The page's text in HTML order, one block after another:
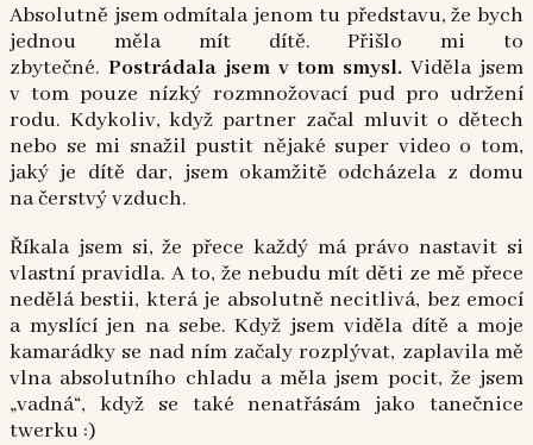
Absolutně jsem odmítala jenom tu představu, že bych
jednou měla mít dítě. Přišlo mi to
zbytečné. Postrádala jsem v tom smysl. Viděla jsem
v tom pouze nízký rozmnožovací pud pro udržení
rodu. Kdykoliv, když partner začal mluvit o dětech
nebo se mi snažil pustit nějaké super video o tom,
jaký je dítě dar, jsem okamžitě odcházela z domu
na čerstvý vzduch.
Říkala jsem si, že přece každý má právo nastavit si
vlastní pravidla. A to, že nebudu mít děti ze mě přece
nedělá bestii, která je absolutně necitlivá, bez emocí
a myslící jen na sebe. Když jsem viděla dítě a moje
kamarádky se nad ním začaly rozplývat, zaplavila mě
vlna absolutního chladu a měla jsem pocit, že jsem
„vadná“, když se také nenatřásám jako tanečnice
twerku :)